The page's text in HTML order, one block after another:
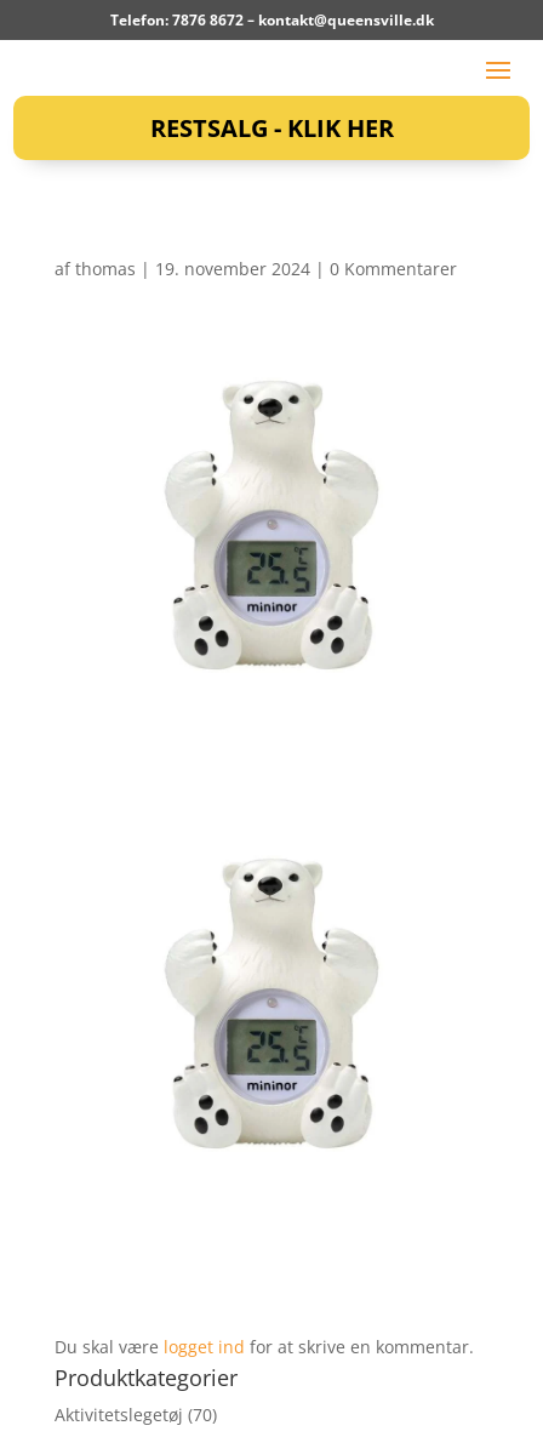
Telefon: 7876 8672 – kontakt@queensville.dk
RESTSALG - KLIK HER
afthomas | 19. november 2024| 0 Kommentarer
Du skal være logget ind for at skrive en kommentar.
Produktkategorier
Aktivitetslegetøj (70)